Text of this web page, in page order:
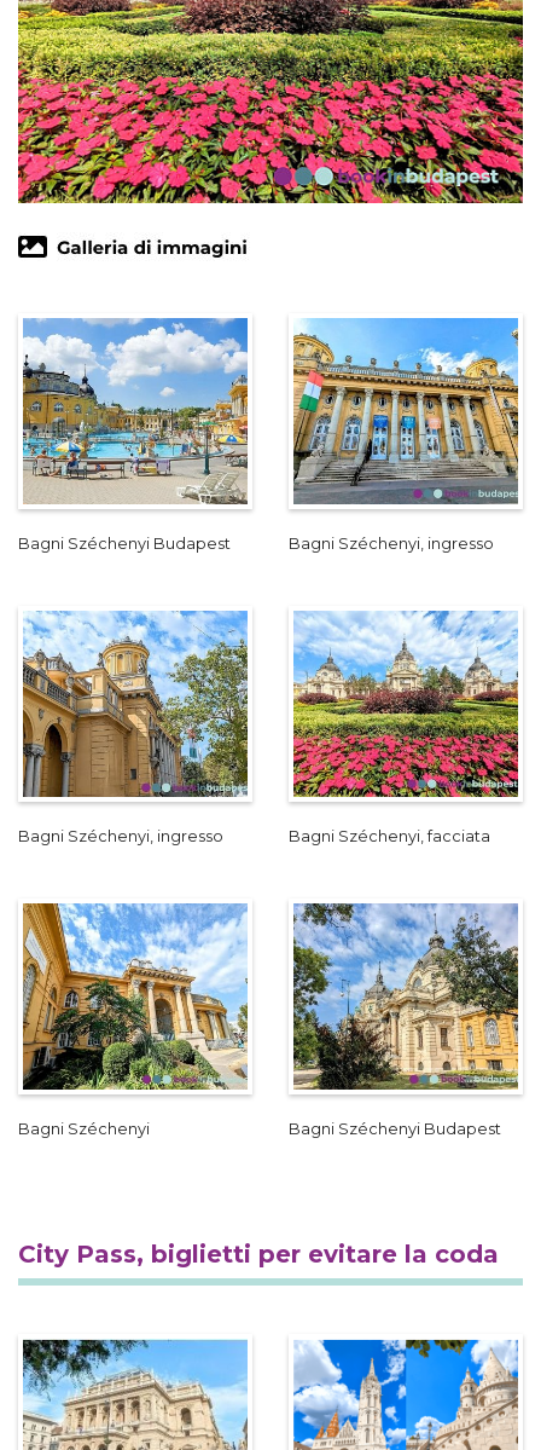
Bagni Széchenyi Budapest Bagni Széchenyi, ingresso
Bagni Széchenyi, ingresso Bagni Széchenyi, facciata
Bagni Széchenyi Bagni Széchenyi Budapest
City Pass, biglietti per evitare la coda